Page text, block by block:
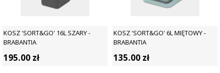
KOSZ 'SORT&GO' 16L SZARY -
BRABANTIA
195.00 zł
KOSZ 'SORT&GO' 6L MIĘTOWY -
BRABANTIA
135.00 zł